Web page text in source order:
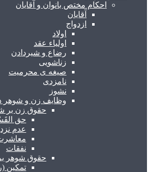
احکام مختص بانوان و آقایان
آقایان
ازدواج
اولاد
اولیاء عقد
رضاع و شیردادن
زناشویی
صیغه ی محرمیت
نامزدی
نشوز
وظایف زن و شوهر
حقوق زن بر
حق
عدم
نفقات
حقوق شوهر
تمکین